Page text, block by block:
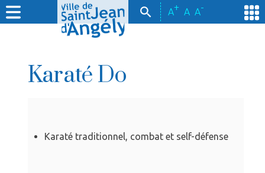
A+ A A-
Karaté Do
Karaté traditionnel, combat et self-défense